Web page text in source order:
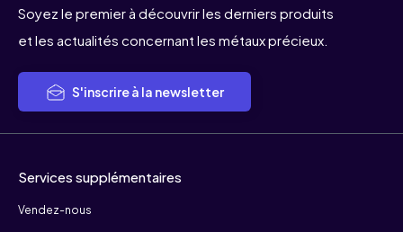
Soyez le premier à découvrir les derniers produits
et les actualités concernant les métaux précieux.
S'inscrire à la newsletter
Services supplémentaires
Vendez-nous